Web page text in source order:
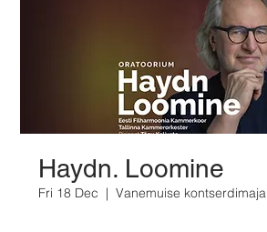
Haydn. Loomine
Fri 18 Dec
  |
Vanemuise kontserdimaja